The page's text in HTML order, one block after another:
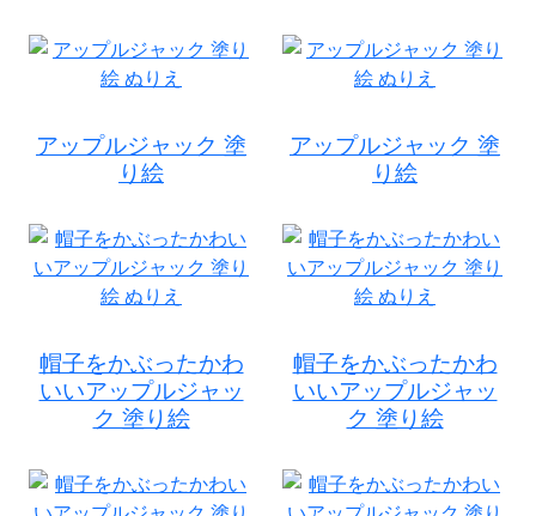
アップルジャック 塗
り絵
アップルジャック 塗
り絵
帽子をかぶったかわ
いいアップルジャッ
ク 塗り絵
帽子をかぶったかわ
いいアップルジャッ
ク 塗り絵